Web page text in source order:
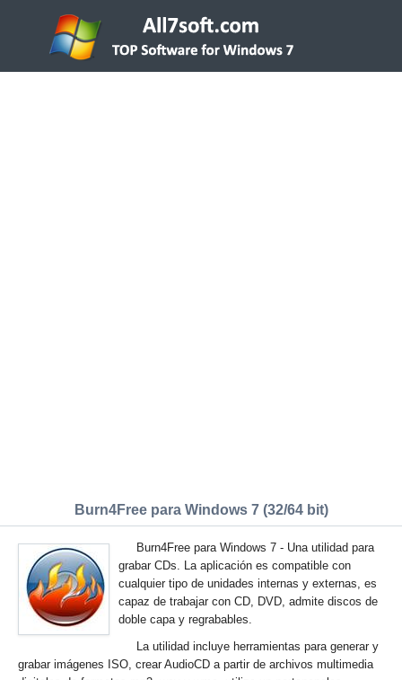
Burn4Free para Windows 7 (32/64 bit)
Burn4Free para Windows 7 - Una utilidad para
grabar CDs. La aplicación es compatible con
cualquier tipo de unidades internas y externas, es
capaz de trabajar con CD, DVD, admite discos de
doble capa y regrabables.
La utilidad incluye herramientas para generar y
grabar imágenes ISO, crear AudioCD a partir de archivos multimedia